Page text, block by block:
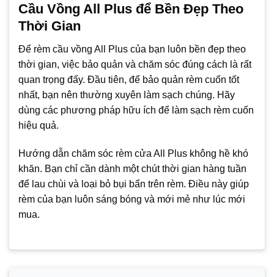
Cầu Vồng All Plus để Bền Đẹp Theo
Thời Gian
Để rèm cầu vồng All Plus của bạn luôn bền đẹp theo
thời gian, việc bảo quản và chăm sóc đúng cách là rất
quan trọng đấy. Đầu tiên, để bảo quản rèm cuốn tốt
nhất, bạn nên thường xuyên làm sạch chúng. Hãy
dùng các phương pháp hữu ích để làm sạch rèm cuốn
hiệu quả.
Hướng dẫn chăm sóc rèm cửa All Plus không hề khó
khăn. Bạn chỉ cần dành một chút thời gian hàng tuần
để lau chùi và loại bỏ bụi bẩn trên rèm. Điều này giúp
rèm của bạn luôn sáng bóng và mới mẻ như lúc mới
mua.